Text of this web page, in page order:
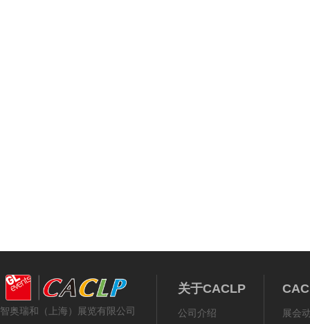
智奥瑞和（上海）展览有限公司
关于CACLP
公司介绍
展会